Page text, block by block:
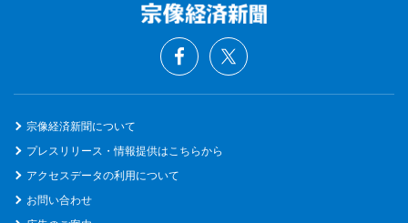
宗像経済新聞について
プレスリリース・情報提供はこちらから
アクセスデータの利用について
お問い合わせ